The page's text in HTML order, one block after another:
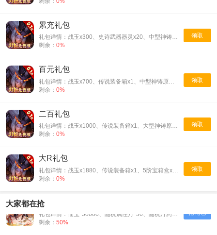
领取
累充礼包
礼包详情：战玉x300、史诗武器器灵x20、中型神铸原石x2
剩余： 0%
领取
百元礼包
剩余： 0%
领取
二百礼包
礼包详情：战玉x1000、传说装备箱x1、大型神铸原石x2
剩余： 0%
领取
大R礼包
礼包详情：战玉x1880、传说装备箱x1、5阶宝箱盒x1、超级神铸原石x1
剩余： 0%
大家都在抢天之命-爆爽红颜0.05折-会员礼包
剩余： 50%